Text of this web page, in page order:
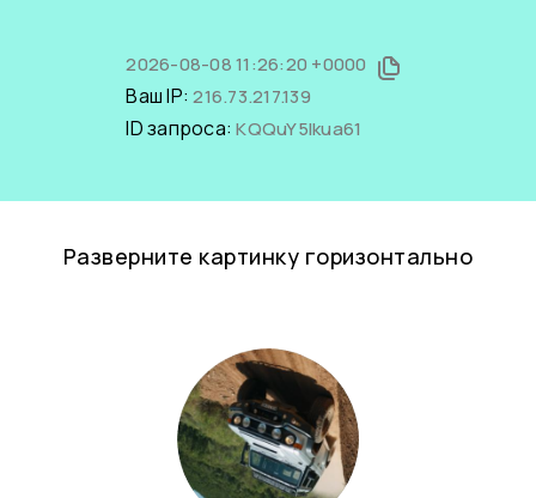
2026-08-08 11:26:20 +0000
Ваш IP:216.73.217.139
ID запроса:KQQuY5Ikua61
Разверните картинку горизонтально